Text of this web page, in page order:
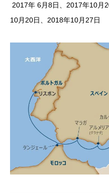
2017年 6月8日、2017年10月
10月20日、​2018年10月27日